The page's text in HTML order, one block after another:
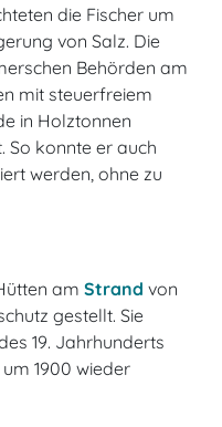
die Fischer um
von Salz. Die
Behörden am
mit steuerfreiem
in Holztonnen
So konnte er auch
werden, ohne zu
am Strand von
gestellt. Sie
19. Jahrhunderts
1900 wieder